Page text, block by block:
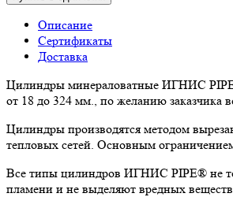
Описание
Сертификаты
Доставка
Цилиндры минераловатные ИГНИС
от 18 до 324 мм., по желанию заказчика
Цилиндры производятся методом
тепловых сетей. Основным
Все типы цилиндров ИГНИС PIPE® не
пламени и не выделяют вредных